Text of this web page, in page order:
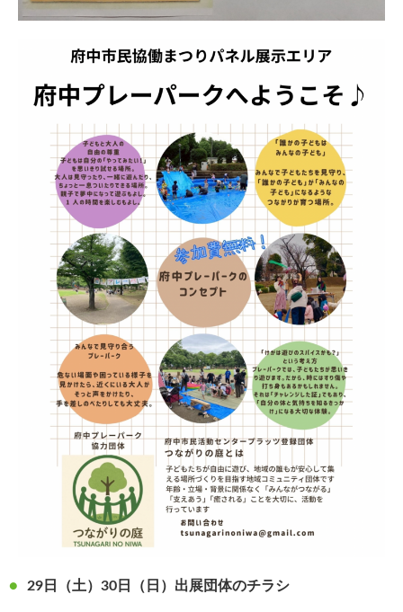
29日（土）30日（日）出展団体のチラシ